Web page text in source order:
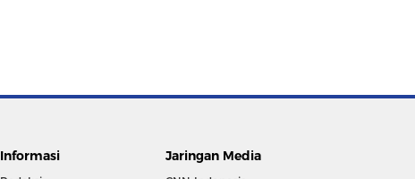
Informasi Jaringan Media